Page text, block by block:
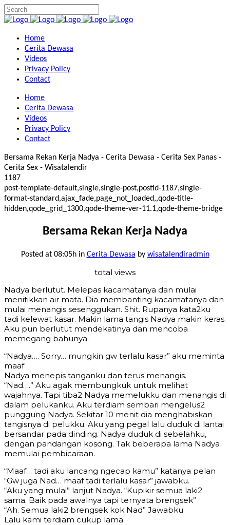
Home
Cerita Dewasa
Videos
Privacy Policy
Contact
Home
Cerita Dewasa
Videos
Privacy Policy
Contact
Bersama Rekan Kerja Nadya - Cerita Dewasa - Cerita Sex Panas -
Cerita Sex - Wisatalendir
1187
post-template-default,single,single-post,postid-1187,single-
format-standard,ajax_fade,page_not_loaded,,qode-title-
hidden,qode_grid_1300,qode-theme-ver-11.1,qode-theme-bridge
Bersama Rekan Kerja Nadya
Posted at 08:05hin Cerita Dewasa by wisatalendiradmin
total views
Nadya berlutut. Melepas kacamatanya dan mulai
menitikkan air mata. Dia membanting kacamatanya dan
mulai menangis sesenggukan. Shit. Rupanya kata2ku
tadi kelewat kasar. Makin lama tangis Nadya makin keras.
Aku pun berlutut mendekatinya dan mencoba
memegang bahunya.
“Nadya…. Sorry… mungkin gw terlalu kasar” aku meminta
maaf
Nadya menepis tanganku dan terus menangis.
“Nad….” Aku agak membungkuk untuk melihat
wajahnya. Tapi tiba2 Nadya memelukku dan menangis di
dalam pelukanku. Aku terdiam sembari mengelus2
punggung Nadya. Sekitar 10 menit dia menghabiskan
tangisnya di pelukku. Aku yang pegal lalu duduk di lantai
bersandar pada dinding. Nadya duduk di sebelahku,
dengan pandangan kosong. Tak beberapa lama Nadya
memulai pembicaraan.
“Maaf… tadi aku lancang ngecap kamu” katanya pelan
“Gw juga Nad… maaf tadi terlalu kasar” jawabku.
“Aku yang mulai” lanjut Nadya. “Kupikir semua laki2
sama. Baik pada awalnya tapi ternyata brengsek”
“Ah. Semua laki2 brengsek kok Nad” Jawabku
Lalu kami terdiam cukup lama.